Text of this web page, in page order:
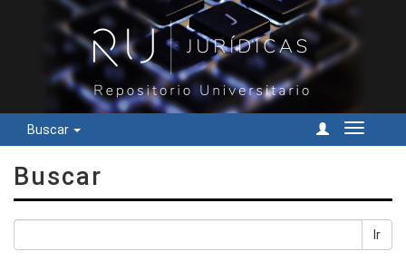
Buscar
Cambiar
Buscar
Ir